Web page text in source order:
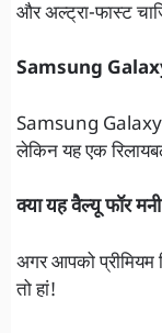
और अल्ट्रा-फास्ट
Samsung
Samsung Galaxy
लेकिन यह एक
क्या यह वैल्यू फॉर
अगर आपको प्रीमियम
तो हां!